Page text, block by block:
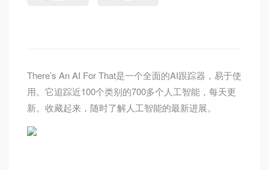
There’s An AI For That是一个全面的AI跟踪器，易于使
用。它追踪近100个类别的700多个人工智能，每天更
新。收藏起来，随时了解人工智能的最新进展。